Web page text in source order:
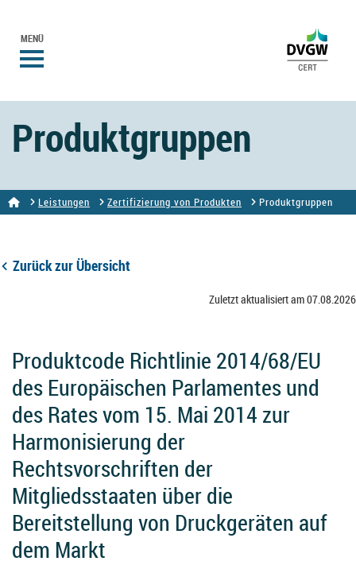
MENÜ
Produktgruppen
Leistungen Zertifizierung von Produkten Produktgruppen
Zurück zur Übersicht
Zuletzt aktualisiert am 07.08.2026
Produktcode Richtlinie 2014/68/EU
des Europäischen Parlamentes und
des Rates vom 15. Mai 2014 zur
Harmonisierung der
Rechtsvorschriften der
Mitgliedsstaaten über die
Bereitstellung von Druckgeräten auf
dem Markt